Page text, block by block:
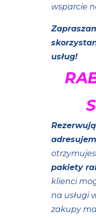
wsparcie
usług!
pakiety
klienci
na usługi
zakupy